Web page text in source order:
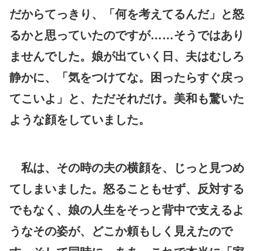
だからてっきり、「何を考えてるんだ」と怒
るかと思っていたのですが……そうではあり
ませんでした。娘が出ていく日、夫はむしろ
静かに、「気をつけてな。困ったらすぐ戻っ
てこいよ」と、ただそれだけ。美和も驚いた
ような顔をしていました。
私は、その時の夫の横顔を、じっと見つめ
てしまいました。怒ることもせず、反対する
でもなく、娘の人生をそっと背中で支えるよ
うなその姿が、どこか頼もしく見えたので